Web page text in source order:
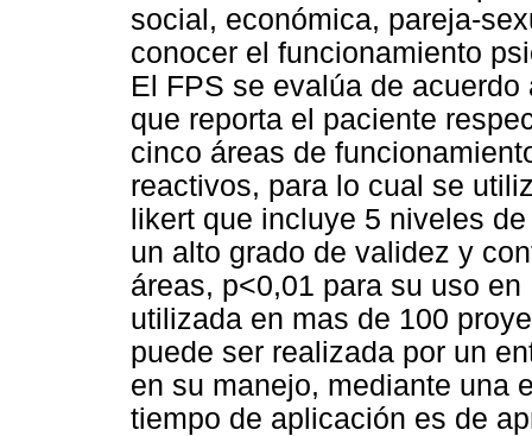
social, económica, pareja-
conocer el funcionamiento
El FPS se evalúa de
que reporta el paciente
cinco áreas de
reactivos, para lo cual se
likert que incluye 5 niveles
un alto grado de validez y
áreas, p<0,01 para su uso
utilizada en mas de 100
puede ser realizada por un
en su manejo, mediante una
tiempo de aplicación es de